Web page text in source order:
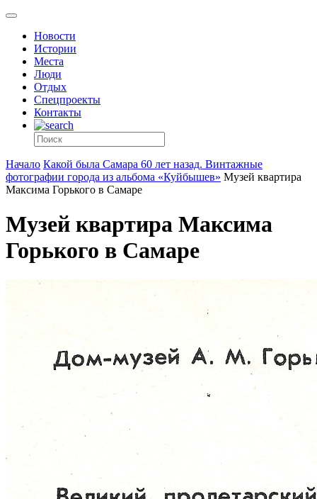
Новости
Истории
Места
Люди
Отдых
Спецпроекты
Контакты
Начало Какой была Самара 60 лет назад. Винтажные
фотографии города из альбома «Куйбышев» Музей квартира
Максима Горького в Самаре
Музей квартира Максима
Горького в Самаре